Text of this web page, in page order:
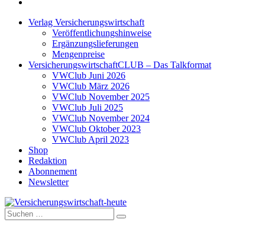
Verlag Versicherungswirtschaft
Veröffentlichungshinweise
Ergänzungslieferungen
Mengenpreise
VersicherungswirtschaftCLUB – Das Talkformat
VWClub Juni 2026
VWClub März 2026
VWClub November 2025
VWClub Juli 2025
VWClub November 2024
VWClub Oktober 2023
VWClub April 2023
Shop
Redaktion
Abonnement
Newsletter
Versicherungswirtschaft-heute
Suche
nach: